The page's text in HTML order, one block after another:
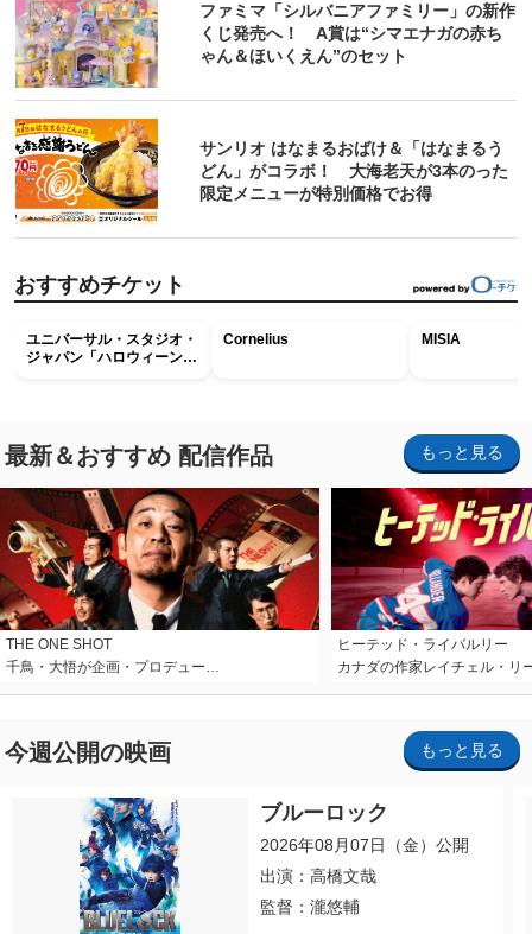
ファミマ「シルバニアファミリー」の新作
くじ発売へ！ A賞は“シマエナガの赤ち
ゃん＆ほいくえん”のセット
サンリオ はなまるおばけ＆「はなまるう
どん」がコラボ！ 大海老天が3本のった
限定メニューが特別価格でお得
おすすめチケット
ユニバーサル・スタジオ・
ジャパン「ハロウィーン・
Cornelius MISIA
最新＆おすすめ 配信作品 もっと見る
THE ONE SHOT
千鳥・大悟が企画・プロデュー…
ヒーテッド・ライバルリー
カナダの作家レイチェル・リ
今週公開の映画 もっと見る
ブルーロック
2026年08月07日（金）公開
出演：高橋文哉
監督：瀧悠輔